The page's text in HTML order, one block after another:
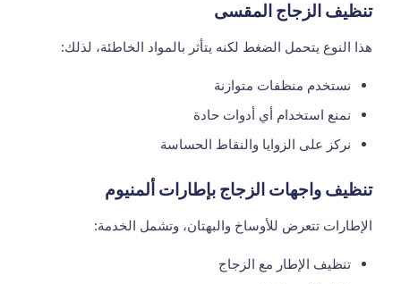
تنظيف الزجاج المقسى
هذا النوع يتحمل الضغط لكنه يتأثر بالمواد الخاطئة، لذلك:
نستخدم منظفات متوازنة
نمنع استخدام أي أدوات حادة
نركز على الزوايا والنقاط الحساسة
تنظيف واجهات الزجاج بإطارات ألمنيوم
الإطارات تتعرض للأوساخ والبهتان، وتشمل الخدمة:
تنظيف الإطار مع الزجاج